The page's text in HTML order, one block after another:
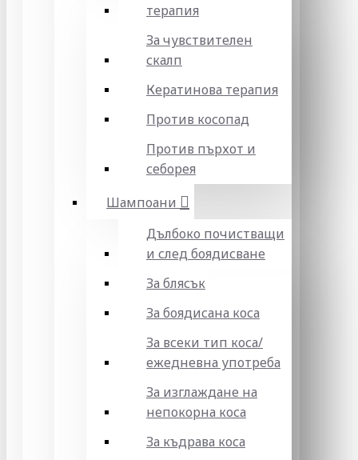
терапия
За чувствителен
скалп
Кератинова терапия
Против косопад
Против пърхот и
себорея
Шампоани
Дълбоко почистващи
и след боядисване
За блясък
За боядисана коса
За всеки тип коса/
ежедневна употреба
За изглаждане на
непокорна коса
За къдрава коса